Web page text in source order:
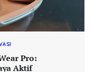
Pro:
Aktif